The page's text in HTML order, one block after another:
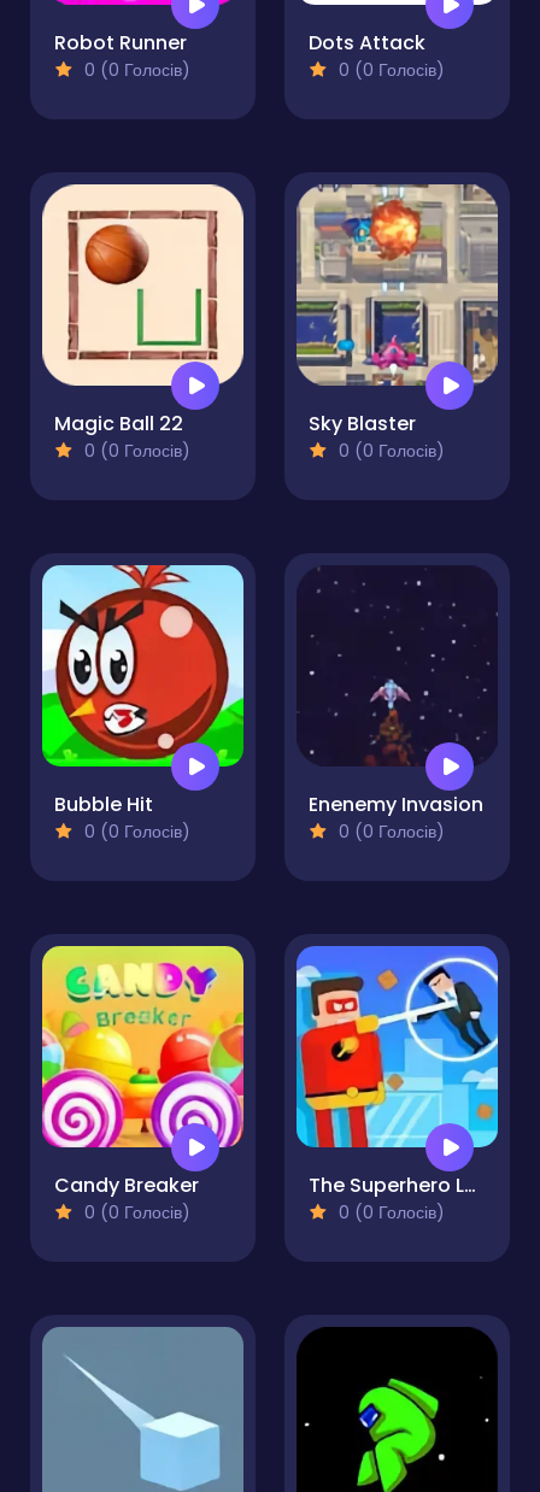
Robot Runner
0 (0 Голосів)
Dots Attack
0 (0 Голосів)
Magic Ball 22
0 (0 Голосів)
Sky Blaster
0 (0 Голосів)
Bubble Hit
0 (0 Голосів)
Enenemy Invasion
0 (0 Голосів)
Candy Breaker
0 (0 Голосів)
The Superhero League
0 (0 Голосів)